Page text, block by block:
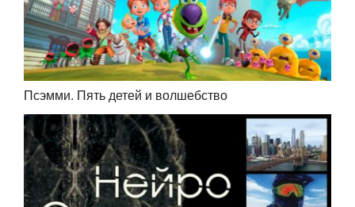
Псэмми. Пять детей и волшебство